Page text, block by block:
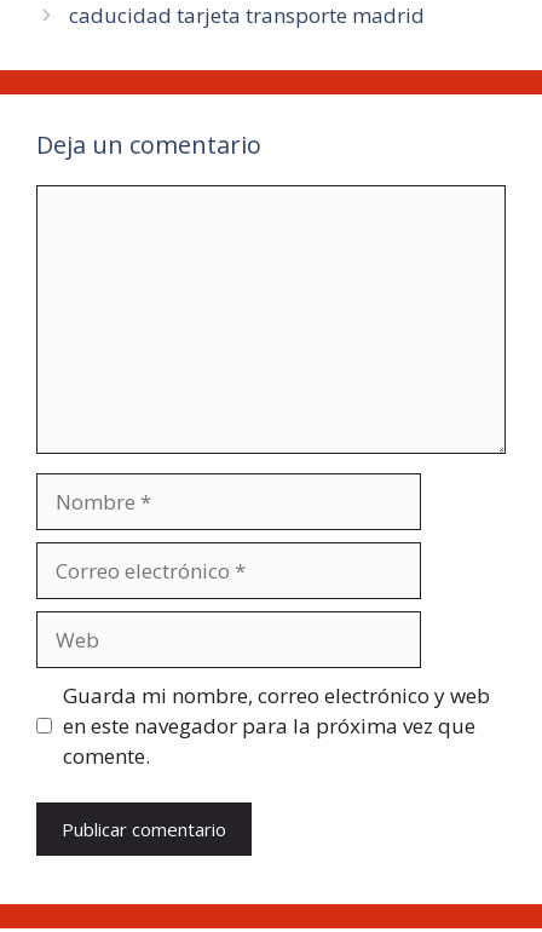
caducidad tarjeta transporte madrid
Deja un comentario
electrónico
Guarda mi nombre, correo electrónico y web
en este navegador para la próxima vez que
comente.